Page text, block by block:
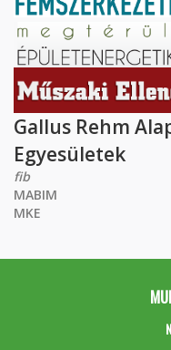
Gallus Rehm
Egyesületek
fib
MABIM
MKE